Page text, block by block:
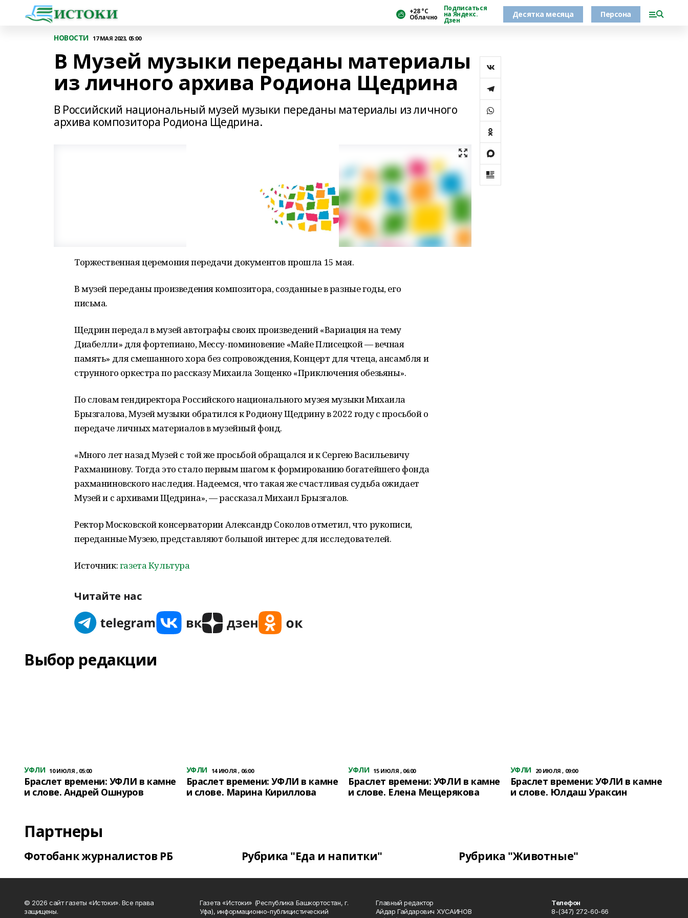
+28 °С
Облачно
Подписаться
на Яндекс.
Дзен
Десятка месяца Персона
НОВОСТИ 17 МАЯ 2023, 05:00
В Музей музыки переданы материалы
из личного архива Родиона Щедрина
В Российский национальный музей музыки переданы материалы из личного
архива композитора Родиона Щедрина.
Торжественная церемония передачи документов прошла 15 мая.
В музей переданы произведения композитора, созданные в разные годы, его
письма.
Щедрин передал в музей автографы своих произведений «Вариация на тему
Диабелли» для фортепиано, Мессу-поминовение «Майе Плисецкой — вечная
память» для смешанного хора без сопровождения, Концерт для чтеца, ансамбля и
струнного оркестра по рассказу Михаила Зощенко «Приключения обезьяны».
По словам гендиректора Российского национального музея музыки Михаила
Брызгалова, Музей музыки обратился к Родиону Щедрину в 2022 году с просьбой о
передаче личных материалов в музейный фонд.
«Много лет назад Музей с той же просьбой обращался и к Сергею Васильевичу
Рахманинову. Тогда это стало первым шагом к формированию богатейшего фонда
рахманиновского наследия. Надеемся, что такая же счастливая судьба ожидает
Музей и с архивами Щедрина», — рассказал Михаил Брызгалов.
Ректор Московской консерватории Александр Соколов отметил, что рукописи,
переданные Музею, представляют большой интерес для исследователей.
Источник:газета Культура
Читайте нас
Выбор редакции
УФЛИ 10 ИЮЛЯ , 05:00
Браслет времени: УФЛИ в камне
и слове. Андрей Ошнуров
УФЛИ 14 ИЮЛЯ , 06:00
Браслет времени: УФЛИ в камне
и слове. Марина Кириллова
УФЛИ 15 ИЮЛЯ , 06:00
Браслет времени: УФЛИ в камне
и слове. Елена Мещерякова
УФЛИ 20 ИЮЛЯ , 09:00
Браслет времени: УФЛИ в камне
и слове. Юлдаш Ураксин
Партнеры
Фотобанк журналистов РБ Рубрика "Еда и напитки" Рубрика "Животные"
© 2026 сайт газеты «Истоки». Все права
защищены.
Газета «Истоки» (Республика Башкортостан, г.
Уфа), информационно-публицистический
Главный редактор
Айдар Гайдарович ХУСАИНОВ
Телефон
8-(347) 272-60-66